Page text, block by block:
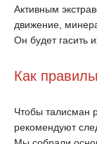
Активным
движение,
Он будет гасить
Как
Чтобы талисман
рекомендуют